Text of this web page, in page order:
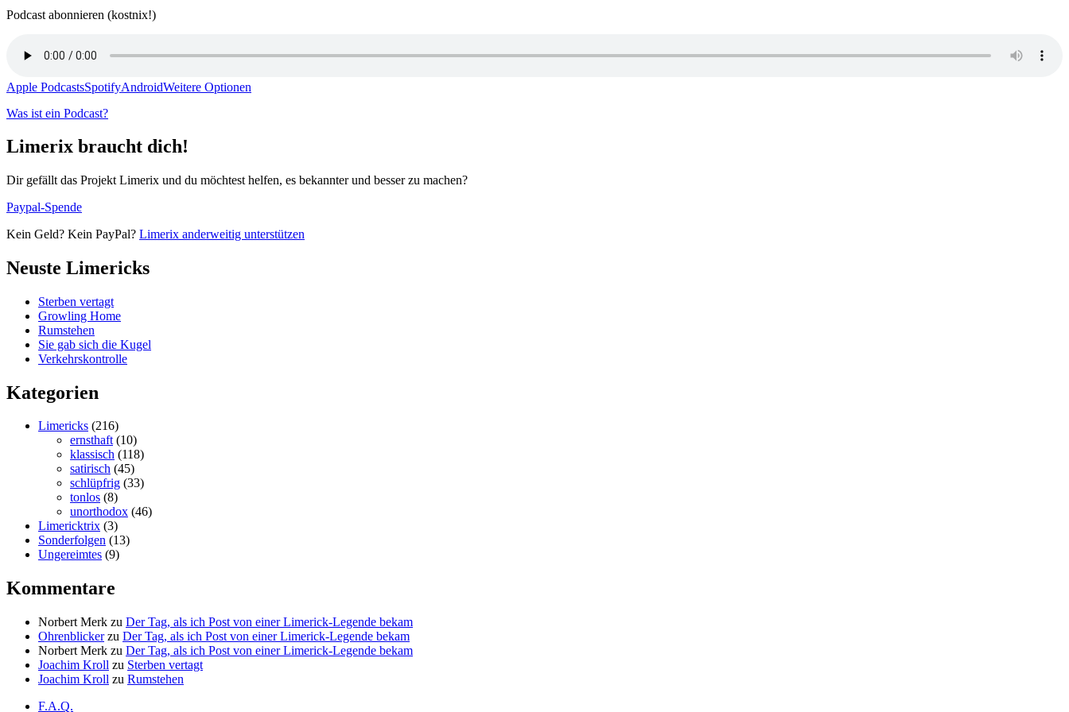
Podcast abonnieren (kostnix!)
Apple PodcastsSpotifyAndroidWeitere Optionen
Was ist ein Podcast?
Limerix braucht dich!
Dir gefällt das Projekt Limerix und du möchtest helfen, es bekannter und besser zu machen?
Paypal-Spende
Kein Geld? Kein PayPal? Limerix anderweitig unterstützen
Neuste Limericks
Sterben vertagt
Growling Home
Rumstehen
Sie gab sich die Kugel
Verkehrskontrolle
Kategorien
Limericks (216)
ernsthaft(10)
klassisch (118)
satirisch (45)
schlüpfrig (33)
tonlos (8)
unorthodox (46)
Limericktrix (3)
Sonderfolgen (13)
Ungereimtes (9)
Kommentare
Norbert Merk zu Der Tag, als ich Post von einer Limerick-Legende bekam
Ohrenblickerzu Der Tag, als ich Post von einer Limerick-Legende bekam
Norbert Merk zu Der Tag, als ich Post von einer Limerick-Legende bekam
Joachim Kroll zu Sterben vertagt
Joachim Kroll zu Rumstehen
F.A.Q.